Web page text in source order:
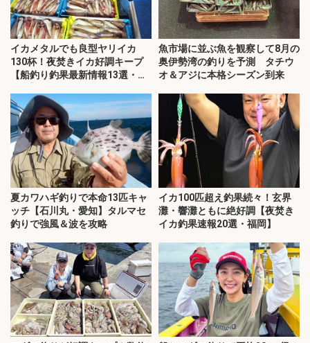
イカメタルでも良型ヤリイカ
130杯！夜焚きイカ好調キープ
【船釣り釣果最新情報13選・玄
魚市場に並ぶ魚を観察して8月の
奥伊勢湾の釣りを予測 タチウ
オ＆アジに本格シーズン到来
夏カワハギ釣りで本命13匹キャ
ッチ【石川丸・愛知】タルマセ
釣りで強風＆波を攻略
イカ100匹超え釣果続々！玄界
灘・響灘ともに絶好調【夜焚き
イカ釣果速報20選・福岡】